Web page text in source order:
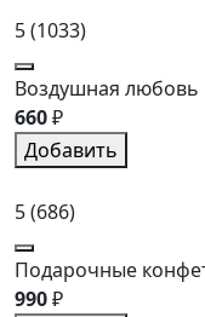
5(1033)
Воздушная любовь
660₽
Добавить
5(686)
Подарочные
990₽